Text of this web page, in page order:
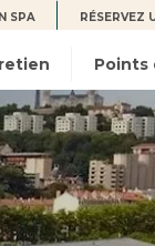
SPA RÉSERVEZ
Points